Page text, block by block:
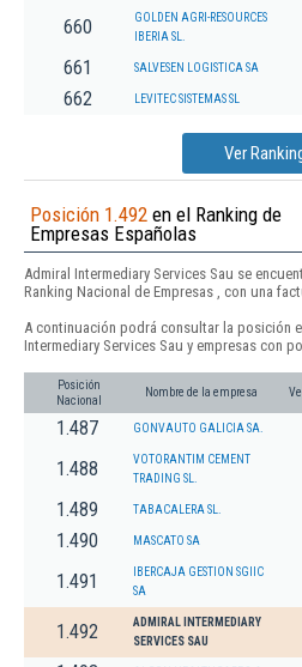
660
GOLDEN AGRI-RESOURCES
IBERIA SL.
661 SALVESEN LOGISTICA SA
662 LEVITEC SISTEMAS SL
Ver
Posición 1.492 en el Ranking de
Empresas Españolas
Admiral Intermediary Services Sau se
Ranking Nacional de Empresas , con una
A continuación podrá consultar la posición
Intermediary Services Sau y empresas con
Posición
Nacional
Nombre de la empresa
1.487 GONVAUTO GALICIA SA.
1.488
VOTORANTIM CEMENT
TRADING SL.
1.489 TABACALERA SL.
1.490 MASCATO SA
1.491
IBERCAJA GESTION SGIIC
SA
1.492
ADMIRAL INTERMEDIARY
SERVICES SAU